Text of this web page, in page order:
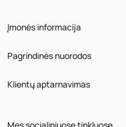
Įmonės informacija
Pagrindinės nuorodos
Klientų aptarnavimas